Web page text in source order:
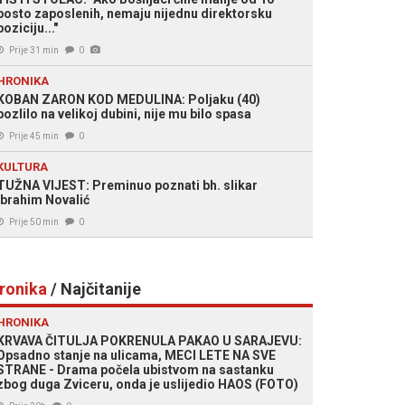
zaposlenih, nemaju nijednu direktorsku
Prije 31 min 0
ZARON KOD MEDULINA: Poljaku (40)
na velikoj dubini, nije mu bilo spasa
Prije 45 min 0
VIJEST: Preminuo poznati bh. slikar
Novalić
Prije 50 min 0
/ Najčitanije
ČITULJA POKRENULA PAKAO U SARAJEVU:
stanje na ulicama, MECI LETE NA SVE
- Drama počela ubistvom na sastanku
duga Zviceru, onda je uslijedio HAOS (FOTO)